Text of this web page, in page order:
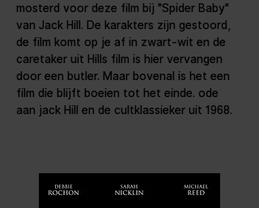
mosterd voor deze film bij "Spider Baby"
van Jack Hill. De karakters zijn gestoord,
de film komt op je af in zwart-wit en de
caretaker uit Hills film is hier vervangen
door een butler. Maar bovenal is het een
film die blijft boeien tot het einde. ode
aan jack Hill en de cultklassieker uit 1968.